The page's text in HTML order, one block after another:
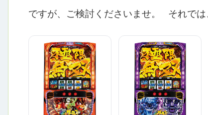
ですが、ご検討くださいませ。
それで